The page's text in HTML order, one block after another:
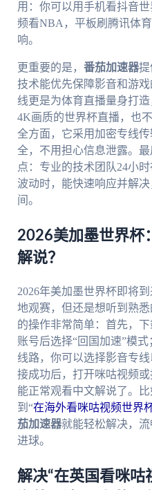
用：你可以用手机看抖音
频看NBA，平板刷腾讯体
响。
更重要的是， 番茄加速器提
技术能优先保障影音和游
线更是为体育直播量身打
4K画质的世界杯直播，也
全方面，它采用加密专线
全，不用担心信息泄露。
点：专业的技术团队24小
波动时，能快速响应并解
间。
2026美加墨世界杯
解说？
2026年美加墨世界杯即将
地观赛，但还是想听到熟
的操作非常简单：首先，
账号后选择“回国加速”模
线路，你可以选择影音专
接成功后，打开咪咕视频
能正常观看中文解说了。
到“在海外看咪咕视频世界
茄加速器就能轻松解决，
进球。
解决“在英国看咪咕